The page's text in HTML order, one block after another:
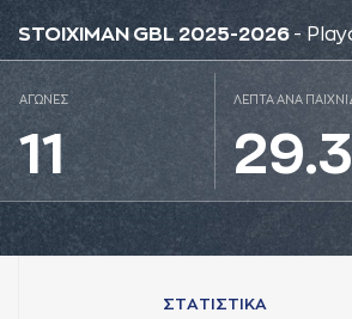
STOIXIMAN GBL 2025-2026 -
ΑΓΩΝΕΣ
11
ΛΕΠΤΑ ΑΝΑ
29.3
ΣΤAΤΙΣΤΙΚA